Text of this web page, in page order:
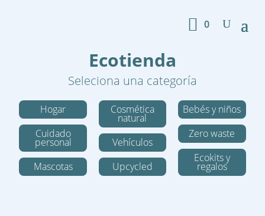
0
Ecotienda
Seleciona una categoría
Hogar
Cuidado
personal
Mascotas
Cosmética
natural
Vehículos
Upcycled
Bebés y niños
Zero waste
Ecokits y
regalos